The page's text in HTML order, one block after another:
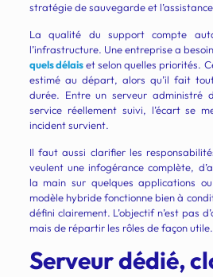
stratégie de sauvegarde et
La qualité du support compte
l’infrastructure. Une entreprise a
quels délaiset selon quelles priorités.
estimé au départ, alors qu’il fait
durée. Entre un serveur administré
service réellement suivi, l’écart se
incident survient.
Il faut aussi clarifier les
veulent une infogérance complète,
la main sur quelques applications
modèle hybride fonctionne bien à
défini clairement. L’objectif n’est pas
mais de répartir les rôles de façon utile.
Serveur dédié,